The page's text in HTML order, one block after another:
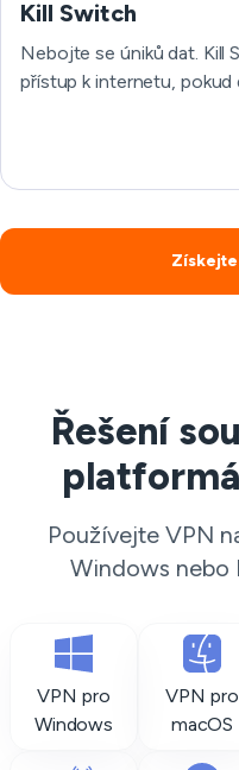
Kill Switch
Nebojte se úniků dat. Kill
přístup k internetu,
Získejte
Řešení
Používejte VPN
Windows nebo
VPN pro
Windows
VPN pro
macOS